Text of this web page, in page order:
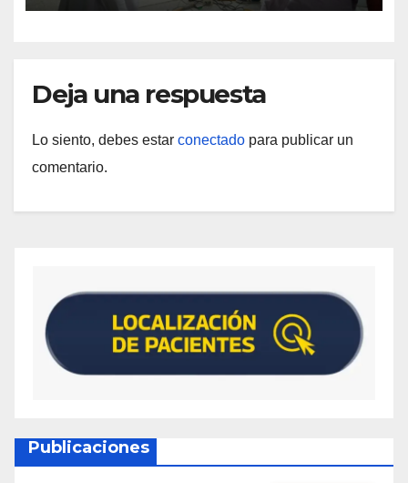
Deja una respuesta
Lo siento, debes estar conectado para publicar un
comentario.
Publicaciones